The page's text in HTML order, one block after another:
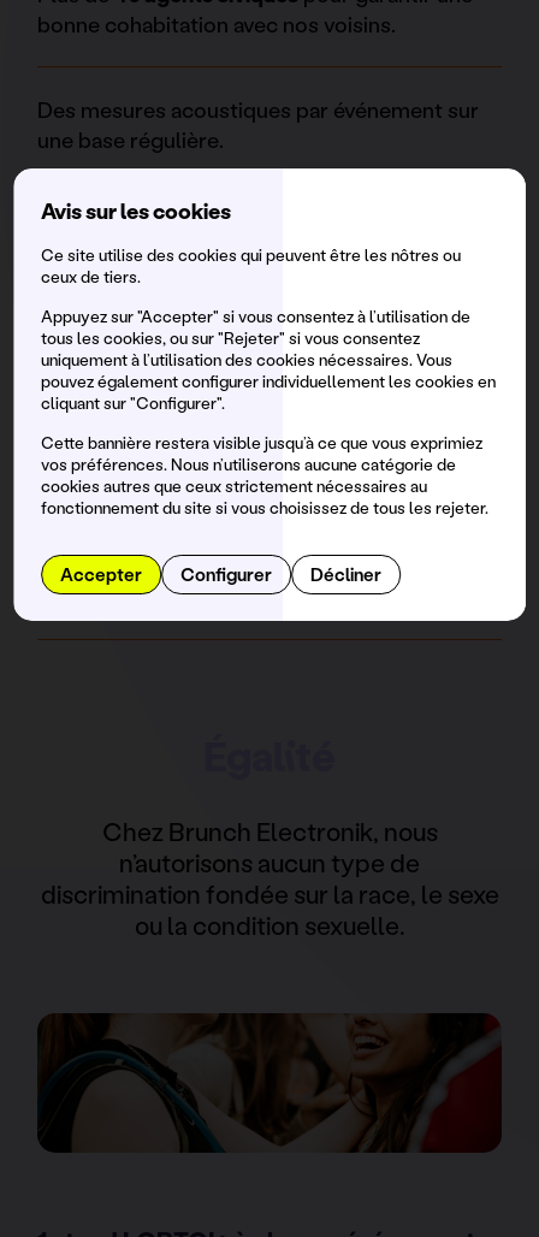
bonne cohabitation avec nos voisins.
Des mesures acoustiques par événement sur
une base régulière.
Social Fooding est la fondation du festival qui
vise à réduire la faim à Barcelone en collectant
les excédents alimentaires des restaurants
collaborateurs et en les distribuant, par
l’intermédiaire de bénévoles, à diverses
associations et ONG de la ville. Nous avons
récupéré plus de 37 tonnes de nourriture.
Chez Brunch Electronik, nous
n’autorisons aucun type de
discrimination fondée sur la race, le sexe
ou la condition sexuelle.
Avis sur les cookies
Ce site utilise des cookies qui peuvent être les nôtres ou
ceux de tiers.
Appuyez sur "Accepter" si vous consentez à l’utilisation de
tous les cookies, ou sur "Rejeter" si vous consentez
uniquement à l’utilisation des cookies nécessaires. Vous
pouvez également configurer individuellement les cookies en
cliquant sur "Configurer".
Cette bannière restera visible jusqu’à ce que vous exprimiez
vos préférences. Nous n’utiliserons aucune catégorie de
cookies autres que ceux strictement nécessaires au
fonctionnement du site si vous choisissez de tous les rejeter.
Accepter Configurer Décliner